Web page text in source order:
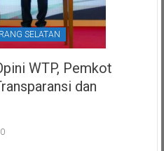
SELATAN
WTP, Pemkot
dan
0